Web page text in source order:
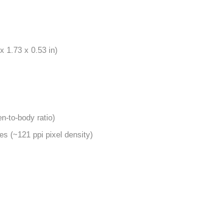
1.73 x 0.53 in)
to-body ratio)
(~121 ppi pixel density)